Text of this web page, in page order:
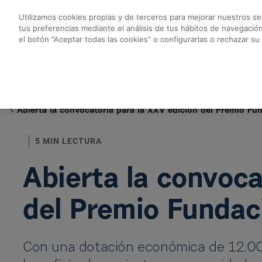
Abierta la
Abierta la convocatoria para la XXV edición del Premio
5 MIN LECTURA
Abierta la
del Premio
Con una dotación económica de
Utilizamos cookies propias y de terceros para mejorar nuestros
tus preferencias mediante el análisis de tus hábitos de
el botón “Aceptar todas las cookies” o configurarlas o rechazar su